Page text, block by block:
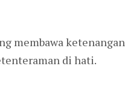
membawa ketenangan
di hati.